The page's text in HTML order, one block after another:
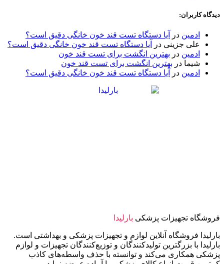
دیدگاه کاربران:
ادمین در
آیا دستگاه تست قند خون خانگی دقیق است؟
علی جزینی در
آیا دستگاه تست قند خون خانگی دقیق است؟
ادمین در بهترین انگشت برای تست قند خون
شیما در بهترین انگشت برای تست قند خون
ادمین در آیا دستگاه تست قند خون خانگی دقیق است؟
فروشگاه تجهیزات پزشکی بارلیدا
بارلیدا فروشگاه آنلاین لوازم و تجهیزات پزشکی و بهداشتی است.
بارلیدا با بزرگترین تولیدکنندگان و توزیع‌کنندگان تجهیزات و لوازم
پزشکی همکاری می‌کند و توانسته با حذف واسطه‌های کاذب